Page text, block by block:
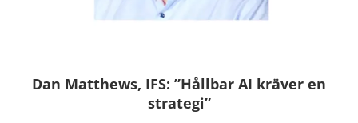
Dan Matthews, IFS: ”Hållbar AI kräver en
strategi”